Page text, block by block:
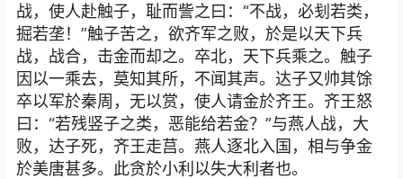
战，使人赴触子，耻而訾之曰：“不战，必刬若类，
掘若垄！”触子苦之，欲齐军之败，於是以天下兵
战，战合，击金而却之。卒北，天下兵乘之。触子
因以一乘去，莫知其所，不闻其声。达子又帅其馀
卒以军於秦周，无以赏，使人请金於齐王。齐王怒
曰：“若残竖子之类，恶能给若金？”与燕人战，大
败，达子死，齐王走莒。燕人逐北入国，相与争金
於美唐甚多。此贪於小利以失大利者也。